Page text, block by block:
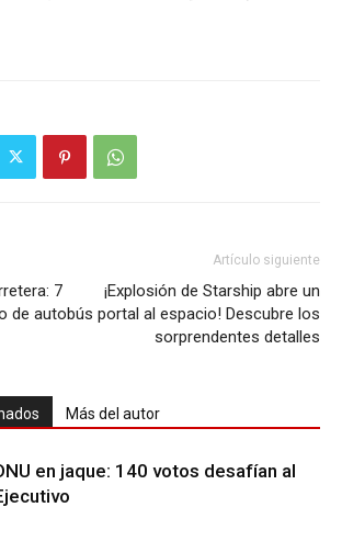
7
de autobús
Artículo siguiente
¡Explosión de Starship abre un
portal al espacio! Descubre los
sorprendentes detalles
Más del autor
en jaque: 140 votos desafían al